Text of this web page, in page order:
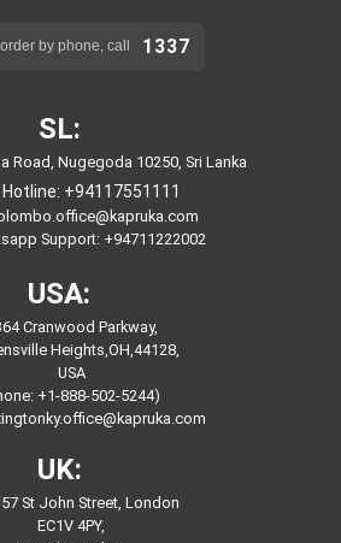
by phone, call 1337
SL:
Road, Nugegoda 10250, Sri Lanka
+94117551111
Support: +94711222002
USA:
Cranwood Parkway,
Heights,OH,44128,
USA
+1-888-502-5244)
UK:
St John Street, London
EC1V 4PY,